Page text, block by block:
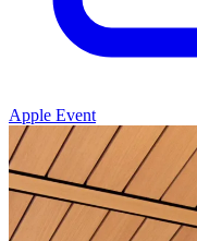
Apple Event